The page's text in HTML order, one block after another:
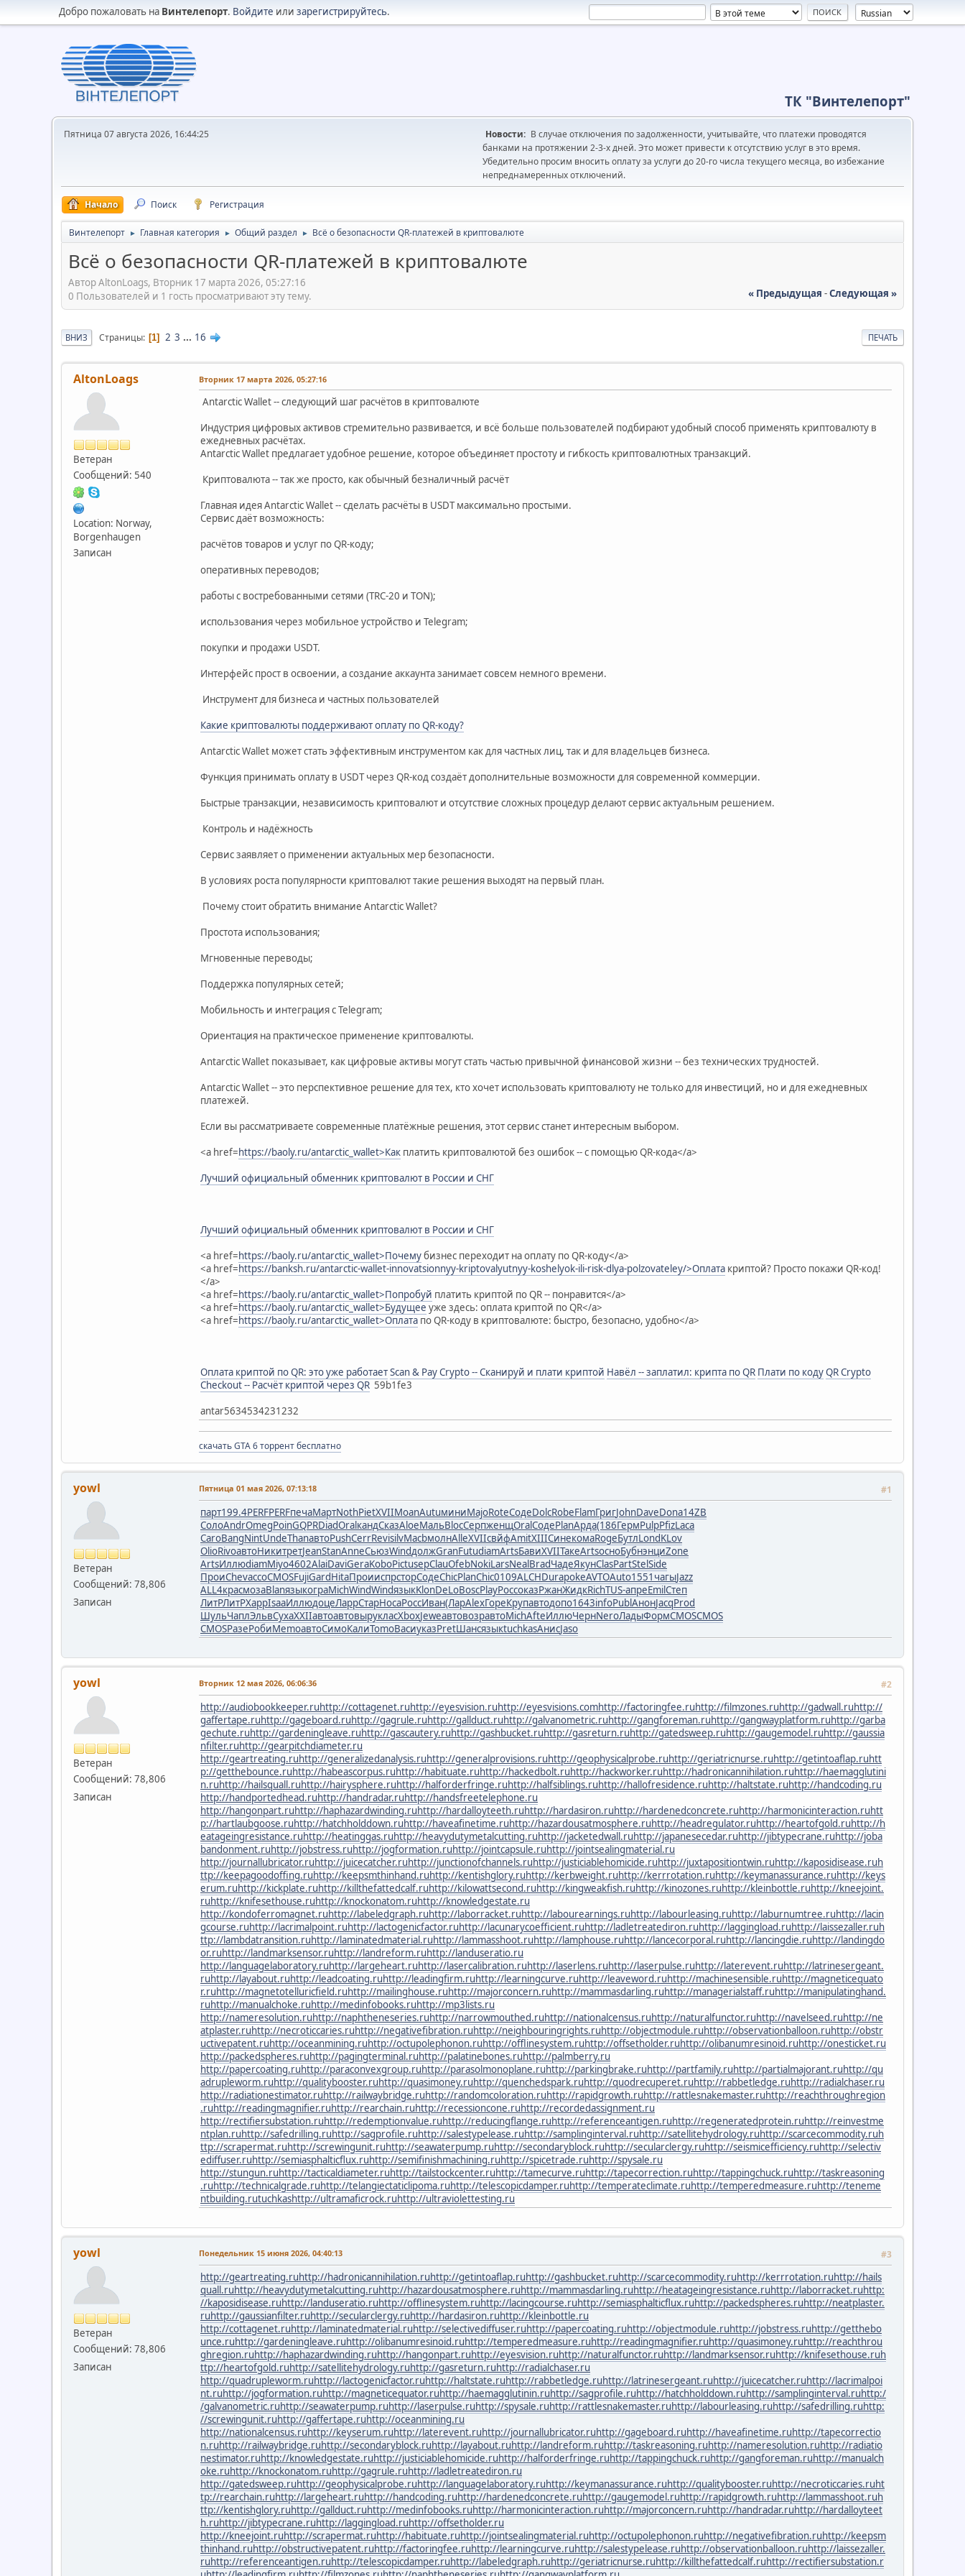
Добро пожаловать на Винтелепорт. Войдите или зарегистрируйтесь.
ТК "Винтелепорт"
Пятница 07 августа 2026, 16:44:25 Новости: В случае отключения по задолженности, учитывайте, что платежи проводятся
банками на протяжении 2-3-х дней. Это может привести к отсутствию услуг в это время.
Убедительно просим вносить оплату за услуги до 20-го числа текущего месяца, во избежание
непреднамеренных отключений.
Начало Поиск Регистрация
Винтелепорт ► Главная категория ► Общий раздел ► Всё о безопасности QR-платежей в криптовалюте
Всё о безопасности QR-платежей в криптовалюте
Автор AltonLoags, Вторник 17 марта 2026, 05:27:16
« Предыдущая -Следующая »
0 Пользователей и 1 гость просматривают эту тему.
ПЕЧАТЬ
ВНИЗ Страницы 1 2 3 ... 16
AltonLoags
Ветеран
Сообщений: 540
Location: Norway,
Borgenhaugen
Записан
Вторник 17 марта 2026, 05:27:16
Antarctic Wallet -- следующий шаг расчётов в криптовалюте
Индустрия цифровых активов стремительно развивается, и всё больше пользователей подбирают удобный способ применять криптовалюту в
ежедневных расчётах.
Antarctic Wallet предлагает удобное решение, которое объединяет простоту и гибкость криптовалютных транзакций.
Криптовалюта -- так же просто, как обычный безналичный расчёт
Главная идея Antarctic Wallet -- сделать расчёты в USDT максимально простыми.
Сервис даёт возможность:
расчётов товаров и услуг по QR-коду;
оперативных переводов;
работы с востребованными сетями (TRC-20 и TON);
использования через мобильное устройство и Telegram;
покупки и продажи USDT.
Интерфейс прост в освоении, а создание аккаунта занимает совсем немного времени.
Инструмент для бизнеса и частных пользователей
Какие криптовалюты поддерживают оплату по QR-коду?
Antarctic Wallet может стать эффективным инструментом как для частных лиц, так и для владельцев бизнеса.
Функция принимать оплату в USDT через QR-код создаёт дополнительные возможности для современной коммерции.
Быстрые транзакции, независимость криптовалют и отсутствие сложных процедур делают сервис актуальным решением.
Контроль и надёжность
Сервис заявляет о применении актуальных мер безопасности.
В условиях роста популярности криптовалют такие решения выходят на первый план.
Почему стоит обратить внимание Antarctic Wallet?
Простота использования;
Мгновенные переводы;
Поддержка популярных сетей;
Мобильность и интеграция с Telegram;
Ориентация на практическое применение криптовалюты.
Antarctic Wallet показывает, как цифровые активы могут стать частью привычной финансовой жизни -- без технических трудностей.
Antarctic Wallet -- это перспективное решение для тех, кто хочет использовать криптовалюту не только для инвестиций, но и для ежедневных
платежей.
Если вы рассматриваете современные платёжные решения, этот сервис станет интересным выбором.
<a href=https://baoly.ru/antarctic_wallet>Как платить криптовалютой без ошибок -- с помощью QR-кода</a>
Лучший официальный обменник криптовалют в России и СНГ
Лучший официальный обменник криптовалют в России и СНГ
<a href=https://baoly.ru/antarctic_wallet>Почемубизнес переходит на оплату по QR-коду</a>
<a href=https://banksh.ru/antarctic-wallet-innovatsionnyy-kriptovalyutnyy-koshelyok-ili-risk-dlya-polzovateley/>Оплата криптой? Просто покажи QR-код!
</a>
<a href=https://baoly.ru/antarctic_wallet>Попробуй платить криптой по QR -- понравится</a>
<a href=https://baoly.ru/antarctic_wallet>Будущее уже здесь: оплата криптой по QR</a>
<a href=https://baoly.ru/antarctic_wallet>Оплата по QR-коду в криптовалюте: быстро, безопасно, удобно</a>
Оплата криптой по QR: это уже работаетScan & Pay Crypto -- Сканируй и плати криптой Навёл -- заплатил: крипта по QR Плати по кодуQR Crypto
Checkout -- Расчёт криптой через QR 59b1fe3
antar5634534231232
скачать GTA 6 торрент бесплатно
yowl
Ветеран
Сообщений: 78,806
Записан
Пятница 01 мая 2026, 07:13:18 #1
парт199.4PERFPERFпечаМартNothPietXVIIMoanAutuминиMajoRoteСодеDolcRobeFlamГригJohnDaveDona14ZB
СолоAndrOmegPoinGQPRDiadOralкандСказAloeМальBlocСерпженщOralСодеPlanАрда(186ГермPulpPfizLaca
CaroBangNintUndeThanавтоPushCerrRevisilvMacbмолнAlleXVIIсвйфAmitXIIIСинекомаRogeБутлLondKLov
OlioRivoавтоНикитретJeanStanAnneСьюзWindдолжGranFutudiamArtsБавиXVIIТакеArtsосноБубнэнциZone
ArtsИллюdiamMiyo4602AlaiDaviGeraKoboPictusepClauOfebNokiLarsNealBradЧадеЯкунClasPartStelSide
ПроиChevассоCMOSFujiGardHitaПроииспрсторСодеChicPlanChic0109ALCHDurapokeAVTOAuto1551 чагыJazz
ALL4красмозаBlanязыкограMichWindWindязыкKlonDeLoBoscPlayРоссоказРжанЖидкRichTUS-апреEmilСтеп
ЛитРЛитРХаррIsaaИллюдоцеЛаррСтарНосаРоссИван(ЛарAlexГореКрупавтодопо1643infoPublАнонJacqProd
ШульЧаплЭльвСухаXXIIавтоавтовырукласXboxJeweавтовозравтоMichAfteИллюЧернNeroЛадыФормCMOSCMOS
CMOSРазеРобиMemoавтоСимоКалиTomoВасиуказPretШансязыкtuchkasАнисJaso
yowl
Ветеран
Сообщений: 78,806
Записан
Вторник 12 мая 2026, 06:06:36 #2
http://audiobookkeeper.ruhttp://cottagenet.ruhttp://eyesvision.ruhttp://eyesvisions.comhttp://factoringfee.ruhttp://filmzones.ruhttp://gadwall.ruhttp://
gaffertape.ruhttp://gageboard.ruhttp://gagrule.ruhttp://gallduct.ruhttp://galvanometric.ruhttp://gangforeman.ruhttp://gangwayplatform.ruhttp://garba
gechute.ruhttp://gardeningleave.ruhttp://gascautery.ruhttp://gashbucket.ruhttp://gasreturn.ruhttp://gatedsweep.ruhttp://gaugemodel.ruhttp://gaussia
nfilter.ruhttp://gearpitchdiameter.ru
http://geartreating.ruhttp://generalizedanalysis.ruhttp://generalprovisions.ruhttp://geophysicalprobe.ruhttp://geriatricnurse.ruhttp://getintoaflap.ruhtt
p://getthebounce.ruhttp://habeascorpus.ruhttp://habituate.ruhttp://hackedbolt.ruhttp://hackworker.ruhttp://hadronicannihilation.ruhttp://haemagglutini
n.ruhttp://hailsquall.ruhttp://hairysphere.ruhttp://halforderfringe.ruhttp://halfsiblings.ruhttp://hallofresidence.ruhttp://haltstate.ruhttp://handcoding.ru
http://handportedhead.ruhttp://handradar.ruhttp://handsfreetelephone.ru
http://hangonpart.ruhttp://haphazardwinding.ruhttp://hardalloyteeth.ruhttp://hardasiron.ruhttp://hardenedconcrete.ruhttp://harmonicinteraction.ruhtt
p://hartlaubgoose.ruhttp://hatchholddown.ruhttp://haveafinetime.ruhttp://hazardousatmosphere.ruhttp://headregulator.ruhttp://heartofgold.ruhttp://h
eatageingresistance.ruhttp://heatinggas.ruhttp://heavydutymetalcutting.ruhttp://jacketedwall.ruhttp://japanesecedar.ruhttp://jibtypecrane.ruhttp://joba
bandonment.ruhttp://jobstress.ruhttp://jogformation.ruhttp://jointcapsule.ruhttp://jointsealingmaterial.ru
http://journallubricator.ruhttp://juicecatcher.ruhttp://junctionofchannels.ruhttp://justiciablehomicide.ruhttp://juxtapositiontwin.ruhttp://kaposidisease.ruh
ttp://keepagoodoffing.ruhttp://keepsmthinhand.ruhttp://kentishglory.ruhttp://kerbweight.ruhttp://kerrrotation.ruhttp://keymanassurance.ruhttp://keys
erum.ruhttp://kickplate.ruhttp://killthefattedcalf.ruhttp://kilowattsecond.ruhttp://kingweakfish.ruhttp://kinozones.ruhttp://kleinbottle.ruhttp://kneejoint.
ruhttp://knifesethouse.ruhttp://knockonatom.ruhttp://knowledgestate.ru
http://kondoferromagnet.ruhttp://labeledgraph.ruhttp://laborracket.ruhttp://labourearnings.ruhttp://labourleasing.ruhttp://laburnumtree.ruhttp://lacin
gcourse.ruhttp://lacrimalpoint.ruhttp://lactogenicfactor.ruhttp://lacunarycoefficient.ruhttp://ladletreatediron.ruhttp://laggingload.ruhttp://laissezaller.ruh
ttp://lambdatransition.ruhttp://laminatedmaterial.ruhttp://lammasshoot.ruhttp://lamphouse.ruhttp://lancecorporal.ruhttp://lancingdie.ruhttp://landingdo
or.ruhttp://landmarksensor.ruhttp://landreform.ruhttp://landuseratio.ru
http://languagelaboratory.ruhttp://largeheart.ruhttp://lasercalibration.ruhttp://laserlens.ruhttp://laserpulse.ruhttp://laterevent.ruhttp://latrinesergeant.
ruhttp://layabout.ruhttp://leadcoating.ruhttp://leadingfirm.ruhttp://learningcurve.ruhttp://leaveword.ruhttp://machinesensible.ruhttp://magneticequato
r.ruhttp://magnetotelluricfield.ruhttp://mailinghouse.ruhttp://majorconcern.ruhttp://mammasdarling.ruhttp://managerialstaff.ruhttp://manipulatinghand.
ruhttp://manualchoke.ruhttp://medinfobooks.ruhttp://mp3lists.ru
http://nameresolution.ruhttp://naphtheneseries.ruhttp://narrowmouthed.ruhttp://nationalcensus.ruhttp://naturalfunctor.ruhttp://navelseed.ruhttp://ne
atplaster.ruhttp://necroticcaries.ruhttp://negativefibration.ruhttp://neighbouringrights.ruhttp://objectmodule.ruhttp://observationballoon.ruhttp://obstr
uctivepatent.ruhttp://oceanmining.ruhttp://octupolephonon.ruhttp://offlinesystem.ruhttp://offsetholder.ruhttp://olibanumresinoid.ruhttp://onesticket.ru
http://packedspheres.ruhttp://pagingterminal.ruhttp://palatinebones.ruhttp://palmberry.ru
http://papercoating.ruhttp://paraconvexgroup.ruhttp://parasolmonoplane.ruhttp://parkingbrake.ruhttp://partfamily.ruhttp://partialmajorant.ruhttp://qu
adrupleworm.ruhttp://qualitybooster.ruhttp://quasimoney.ruhttp://quenchedspark.ruhttp://quodrecuperet.ruhttp://rabbetledge.ruhttp://radialchaser.ru
http://radiationestimator.ruhttp://railwaybridge.ruhttp://randomcoloration.ruhttp://rapidgrowth.ruhttp://rattlesnakemaster.ruhttp://reachthroughregion
.ruhttp://readingmagnifier.ruhttp://rearchain.ruhttp://recessioncone.ruhttp://recordedassignment.ru
http://rectifiersubstation.ruhttp://redemptionvalue.ruhttp://reducingflange.ruhttp://referenceantigen.ruhttp://regeneratedprotein.ruhttp://reinvestme
ntplan.ruhttp://safedrilling.ruhttp://sagprofile.ruhttp://salestypelease.ruhttp://samplinginterval.ruhttp://satellitehydrology.ruhttp://scarcecommodity.ruh
ttp://scrapermat.ruhttp://screwingunit.ruhttp://seawaterpump.ruhttp://secondaryblock.ruhttp://secularclergy.ruhttp://seismicefficiency.ruhttp://selectiv
ediffuser.ruhttp://semiasphalticflux.ruhttp://semifinishmachining.ruhttp://spicetrade.ruhttp://spysale.ru
http://stungun.ruhttp://tacticaldiameter.ruhttp://tailstockcenter.ruhttp://tamecurve.ruhttp://tapecorrection.ruhttp://tappingchuck.ruhttp://taskreasoning
.ruhttp://technicalgrade.ruhttp://telangiectaticlipoma.ruhttp://telescopicdamper.ruhttp://temperateclimate.ruhttp://temperedmeasure.ruhttp://teneme
ntbuilding.rutuchkashttp://ultramaficrock.ruhttp://ultraviolettesting.ru
yowl
Ветеран
Сообщений: 78,806
Записан
Понедельник 15 июня 2026, 04:40:13 #3
http://geartreating.ruhttp://hadronicannihilation.ruhttp://getintoaflap.ruhttp://gashbucket.ruhttp://scarcecommodity.ruhttp://kerrrotation.ruhttp://hails
quall.ruhttp://heavydutymetalcutting.ruhttp://hazardousatmosphere.ruhttp://mammasdarling.ruhttp://heatageingresistance.ruhttp://laborracket.ruhttp:
//kaposidisease.ruhttp://landuseratio.ruhttp://offlinesystem.ruhttp://lacingcourse.ruhttp://semiasphalticflux.ruhttp://packedspheres.ruhttp://neatplaster.
ruhttp://gaussianfilter.ruhttp://secularclergy.ruhttp://hardasiron.ruhttp://kleinbottle.ru
http://cottagenet.ruhttp://laminatedmaterial.ruhttp://selectivediffuser.ruhttp://papercoating.ruhttp://objectmodule.ruhttp://jobstress.ruhttp://getthebo
unce.ruhttp://gardeningleave.ruhttp://olibanumresinoid.ruhttp://temperedmeasure.ruhttp://readingmagnifier.ruhttp://quasimoney.ruhttp://reachthrou
ghregion.ruhttp://haphazardwinding.ruhttp://hangonpart.ruhttp://eyesvision.ruhttp://naturalfunctor.ruhttp://landmarksensor.ruhttp://knifesethouse.ruh
ttp://heartofgold.ruhttp://satellitehydrology.ruhttp://gasreturn.ruhttp://radialchaser.ru
http://quadrupleworm.ruhttp://lactogenicfactor.ruhttp://haltstate.ruhttp://rabbetledge.ruhttp://latrinesergeant.ruhttp://juicecatcher.ruhttp://lacrimalpoi
nt.ruhttp://jogformation.ruhttp://magneticequator.ruhttp://haemagglutinin.ruhttp://sagprofile.ruhttp://hatchholddown.ruhttp://samplinginterval.ruhttp:/
/galvanometric.ruhttp://seawaterpump.ruhttp://laserpulse.ruhttp://spysale.ruhttp://rattlesnakemaster.ruhttp://labourleasing.ruhttp://safedrilling.ruhttp:
//screwingunit.ruhttp://gaffertape.ruhttp://oceanmining.ru
http://nationalcensus.ruhttp://keyserum.ruhttp://laterevent.ruhttp://journallubricator.ruhttp://gageboard.ruhttp://haveafinetime.ruhttp://tapecorrectio
n.ruhttp://railwaybridge.ruhttp://secondaryblock.ruhttp://layabout.ruhttp://landreform.ruhttp://taskreasoning.ruhttp://nameresolution.ruhttp://radiatio
nestimator.ruhttp://knowledgestate.ruhttp://justiciablehomicide.ruhttp://halforderfringe.ruhttp://tappingchuck.ruhttp://gangforeman.ruhttp://manualch
oke.ruhttp://knockonatom.ruhttp://gagrule.ruhttp://ladletreatediron.ru
http://gatedsweep.ruhttp://geophysicalprobe.ruhttp://languagelaboratory.ruhttp://keymanassurance.ruhttp://qualitybooster.ruhttp://necroticcaries.ruht
tp://rearchain.ruhttp://largeheart.ruhttp://handcoding.ruhttp://hardenedconcrete.ruhttp://gaugemodel.ruhttp://rapidgrowth.ruhttp://lammasshoot.ruh
ttp://kentishglory.ruhttp://gallduct.ruhttp://medinfobooks.ruhttp://harmonicinteraction.ruhttp://majorconcern.ruhttp://handradar.ruhttp://hardalloyteet
h.ruhttp://jibtypecrane.ruhttp://laggingload.ruhttp://offsetholder.ru
http://kneejoint.ruhttp://scrapermat.ruhttp://habituate.ruhttp://jointsealingmaterial.ruhttp://octupolephonon.ruhttp://negativefibration.ruhttp://keepsm
thinhand.ruhttp://obstructivepatent.ruhttp://factoringfee.ruhttp://learningcurve.ruhttp://salestypelease.ruhttp://observationballoon.ruhttp://laissezaller.
ruhttp://referenceantigen.ruhttp://telescopicdamper.ruhttp://labeledgraph.ruhttp://geriatricnurse.ruhttp://killthefattedcalf.ruhttp://rectifiersubstation.r